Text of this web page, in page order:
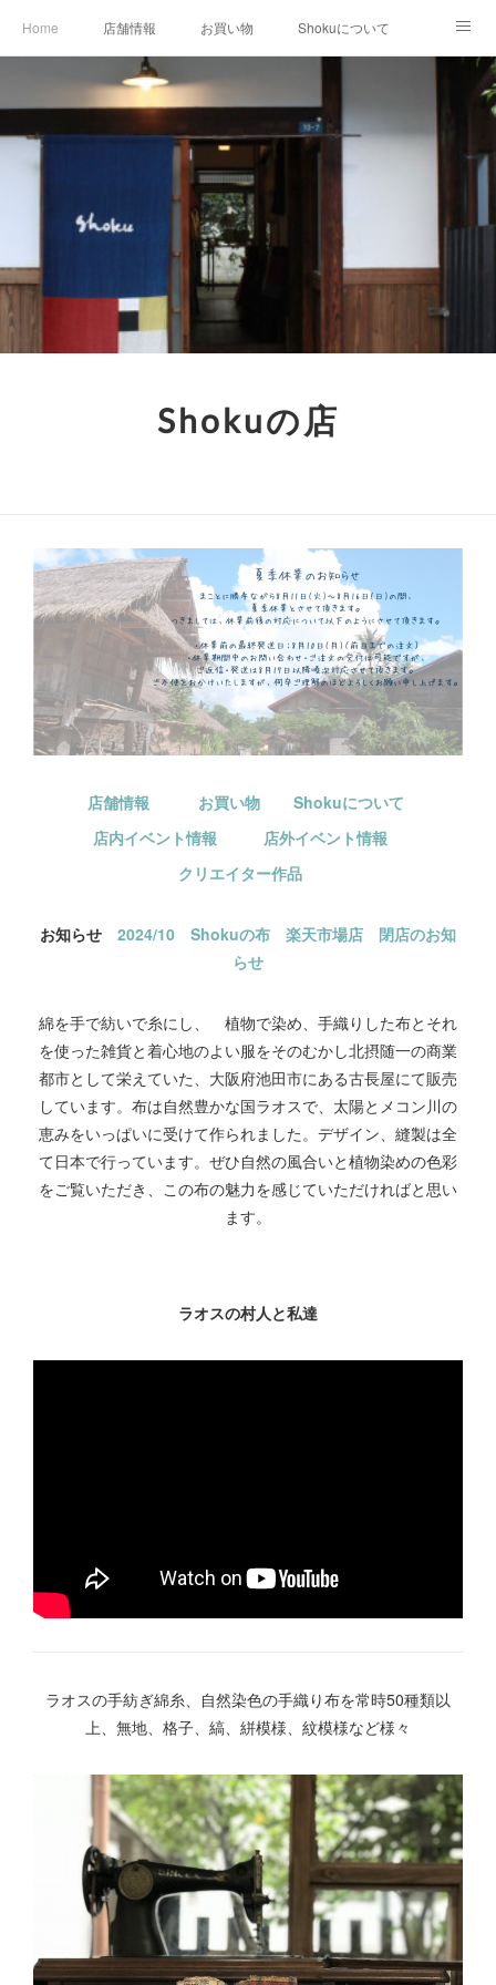
Home 店舗情報 お買い物 Shokuについて
店外イベント お知らせ
店内イベント
Shokuの店
店舗情報 お買い物
Shokuについて
店内イベント情報
店外イベント情報
クリエイター作品
お知らせ 2024/10 Shokuの布 楽天市場店 閉店のお知
らせ
綿を手で紡いで糸にし、 植物で染め、手織りした布とそれ
を使った雑貨と着心地のよい服をそのむかし北摂随一の商業
都市として栄えていた、大阪府池田市にある古長屋にて販売
しています。布は自然豊かな国ラオスで、太陽とメコン川の
恵みをいっぱいに受けて作られました。デザイン、縫製は全
て日本で行っています。ぜひ自然の風合いと植物染めの色彩
をご覧いただき、この布の魅力を感じていただければと思い
ます。
ラオスの村人と私達
ラオスの手紡ぎ綿糸、自然染色の手織り布を常時50種類以
上、無地、格子、縞、絣模様、紋模様など様々